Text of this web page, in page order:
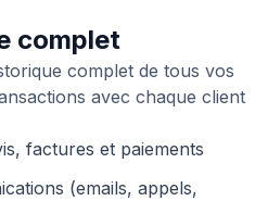
complet
complet de tous vos
avec chaque client
factures et paiements
(emails, appels,